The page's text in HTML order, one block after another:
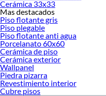
Cerámica 33x33
Mas destacados
Piso flotante gris
Piso plegable
Piso flotante anti agua
Porcelanato 60x60
Cerámica de piso
Cerámica exterior
Wallpanel
Piedra pizarra
Revestimiento interior
Cubre pisos